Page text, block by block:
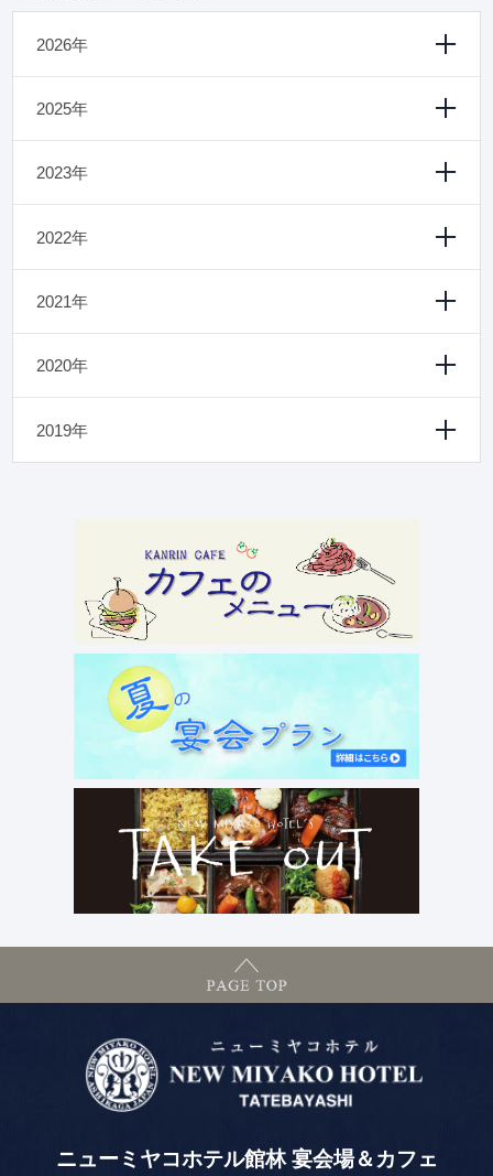
2026年
2025年
2023年
2022年
2021年
2020年
2019年
ニューミヤコホテル館林 宴会場＆カフェ